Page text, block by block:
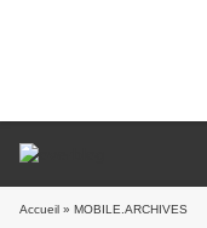
Accueil » MOBILE.ARCHIVES